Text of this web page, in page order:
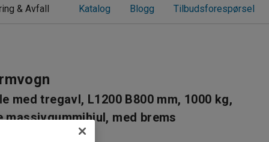
& Avfall Katalog Blogg Tilbudsforespørsel
med tregavl, L1200 B800 mm, 1000 kg,
massivgummihjul, med brems